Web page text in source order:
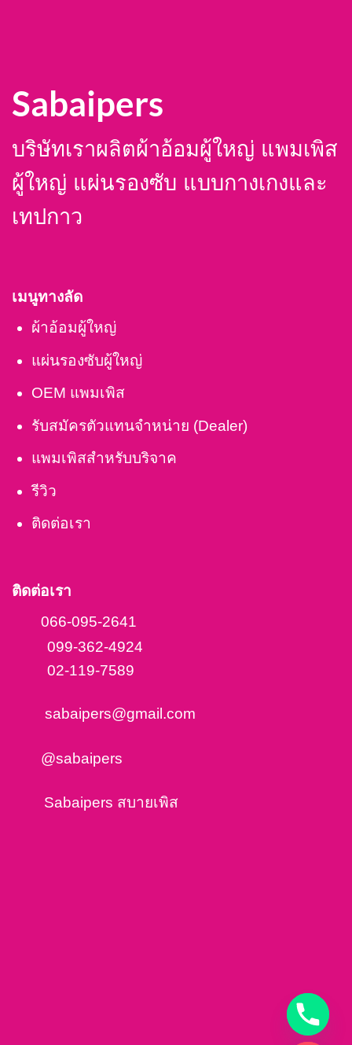
Sabaipers
บริษัทเราผลิตผ้าอ้อมผู้ใหญ่ แพมเพิส
ผู้ใหญ่ แผ่นรองซับ แบบกางเกงและ
เทปกาว
เมนูทางลัด
ผ้าอ้อมผู้ใหญ่
แผ่นรองซับผู้ใหญ่
OEM แพมเพิส
รับสมัครตัวแทนจำหน่าย (Dealer)
แพมเพิสสำหรับบริจาค
รีวิว
ติดต่อเรา
ติดต่อเรา
066-095-2641
099-362-4924
02-119-7589
sabaipers@gmail.com
@sabaipers
Sabaipers สบายเพิส